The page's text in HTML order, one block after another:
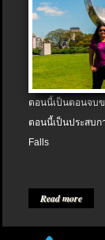
ตอนนี้เป็นตอนจบ
ตอนนี้เป็นประสบ
Falls
Read more